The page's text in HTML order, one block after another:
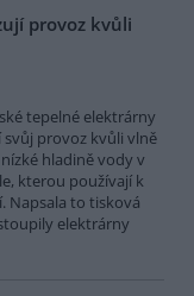
provoz kvůli
tepelné elektrárny
svůj provoz kvůli vlně
hladině vody v
kterou používají k
Napsala to tisková
elektrárny